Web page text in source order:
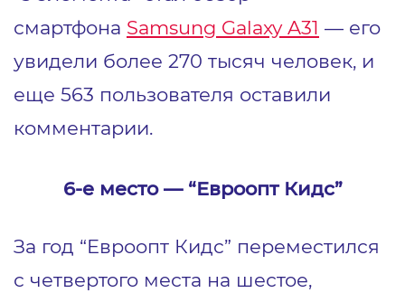
смартфона Samsung Galaxy A31 ― его
увидели более 270 тысяч человек, и
еще 563 пользователя оставили
комментарии.
6-е место ― “Евроопт Кидс”
За год “Евроопт Кидс” переместился
с четвертого места на шестое,